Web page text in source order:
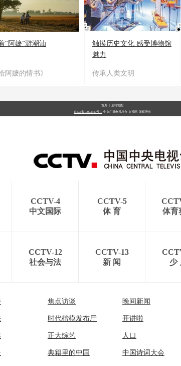
“阿嬷”游潮汕
阿嬷的情书》
触摸历史文化 感受博物馆
魅力
传承人类文明
首页 全站地图
京ICP备10003349号-1 中央广播电视总台 央视网 版权所有
CCTV-4
中文国际
CCTV-5
体 育
体育
CCTV-12
社会与法
CCTV-13
新 闻
少
焦点访谈 晚间新闻
时代楷模发布厅 开讲啦
正大综艺 人口
典籍里的中国 中国诗词大会